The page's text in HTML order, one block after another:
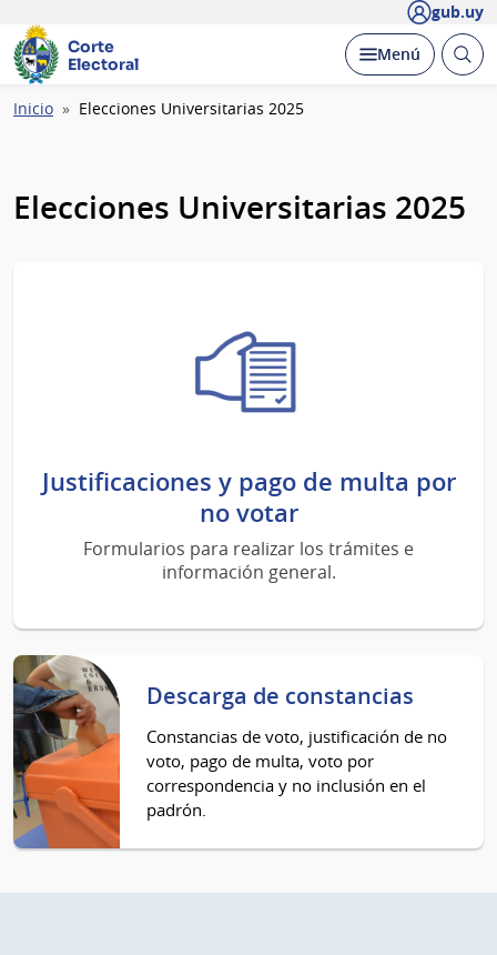
gub.uy
Corte
Electoral
Desplegar
Menú Abrir
Ruta
Inicio Elecciones Universitarias 2025
Elecciones Universitarias 2025
Justificaciones y pago de multa por
no votar
Formularios para realizar los trámites e
información general.
Descarga de constancias
Constancias de voto, justificación de no
voto, pago de multa, voto por
correspondencia y no inclusión en el
padrón.